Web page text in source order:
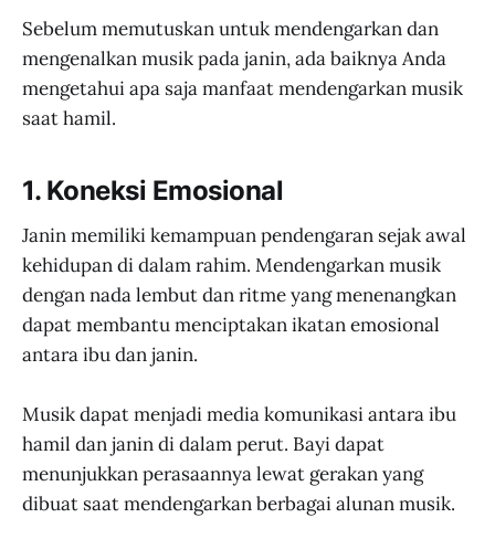
Sebelum memutuskan untuk mendengarkan dan
mengenalkan musik pada janin, ada baiknya Anda
mengetahui apa saja manfaat mendengarkan musik
saat hamil.
1. Koneksi Emosional
Janin memiliki kemampuan pendengaran sejak awal
kehidupan di dalam rahim. Mendengarkan musik
dengan nada lembut dan ritme yang menenangkan
dapat membantu menciptakan ikatan emosional
antara ibu dan janin.
Musik dapat menjadi media komunikasi antara ibu
hamil dan janin di dalam perut. Bayi dapat
menunjukkan perasaannya lewat gerakan yang
dibuat saat mendengarkan berbagai alunan musik.